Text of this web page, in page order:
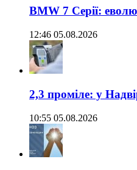
BMW 7 Серії:
12:46 05.08.2026
2,3 проміле: у
10:55 05.08.2026